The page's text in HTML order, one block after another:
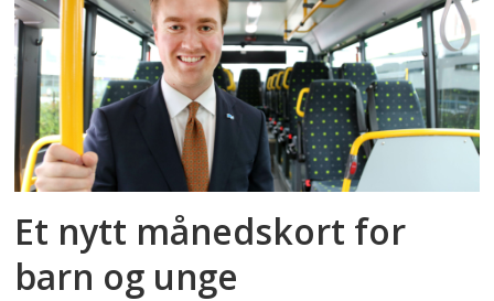
Et nytt månedskort for
barn og unge